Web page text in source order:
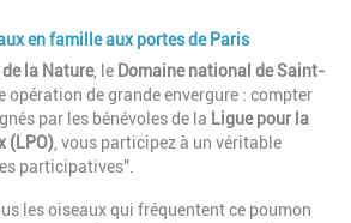
en famille aux portes de Paris
de la Nature, le Domaine national de Saint-
opération de grande envergure : compter
par les bénévoles de la Ligue pour la
(LPO) , vous participez à un véritable
participatives".
les oiseaux qui fréquentent ce poumon